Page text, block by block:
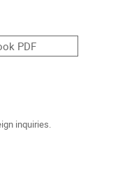
PDF
inquiries.